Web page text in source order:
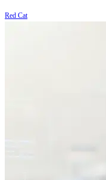
Red Cat